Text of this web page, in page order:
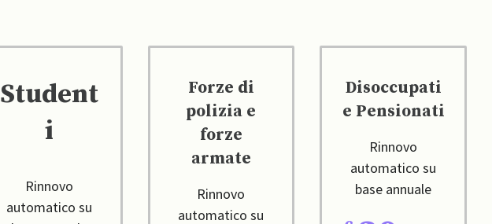
Student
i
Rinnovo
automatico su
Forze di
polizia e
forze
armate
Rinnovo
automatico su
Disoccupati
e Pensionati
Rinnovo
automatico su
base annuale